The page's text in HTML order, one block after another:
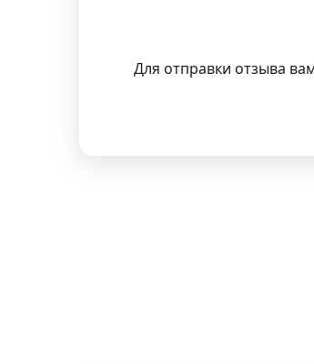
Для отправки отзыва